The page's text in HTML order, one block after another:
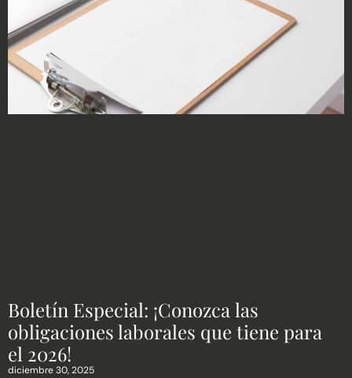
Boletín Especial: ¡Conozca las
obligaciones laborales que tiene para
el 2026!
diciembre 30, 2025